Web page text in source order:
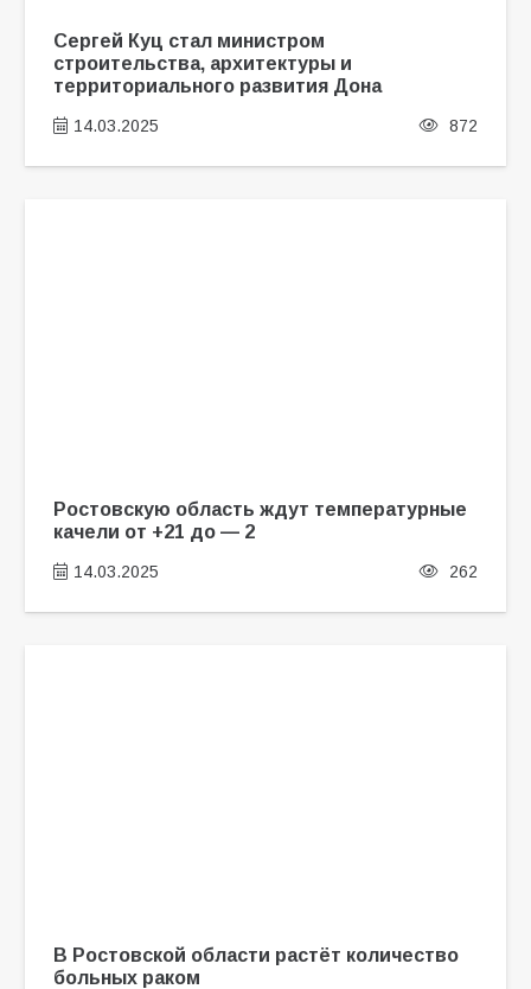
Сергей Куц стал министром
строительства, архитектуры и
территориального развития Дона
14.03.2025 872
Ростовскую область ждут температурные
качели от +21 до — 2
14.03.2025 262
В Ростовской области растёт количество
больных раком